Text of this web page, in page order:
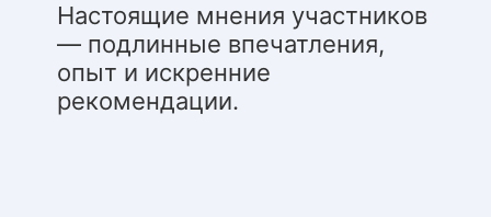
Настоящие мнения участников
— подлинные впечатления,
опыт и искренние
рекомендации.